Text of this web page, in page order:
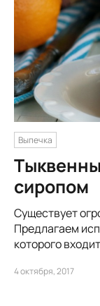
Выпечка
сиропом
Существует
Предлагаем
которого
4 октября, 2017